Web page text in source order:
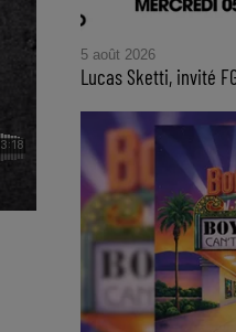
5 août 2026
Lucas Sketti, invité